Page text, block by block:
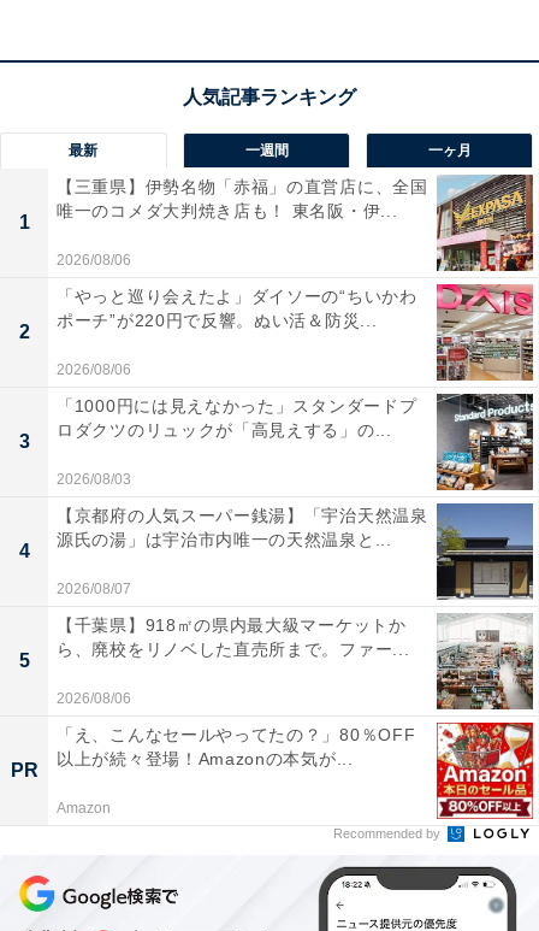
める人は、購入を検討してみてもよいかもしれません。
Amazon「ハイセンス」 売れ筋ランキング
1位：ハイセンス「50E60N」
【Amazon.co.jp限定】ハイセンス【3年保証】50V型
50E60N 4K スマート Wチューナー内蔵 ネット動画 液晶
テレビ HDMI2.1 低遅延ゲームモード Alexa AirPlay2
最新 一週間 一ヶ月
1
【三重県】伊勢名物「赤福」の直営店に、全国
唯一のコメダ大判焼き店も！ 東名阪・伊...
2026/08/06
2
「やっと巡り会えたよ」ダイソーの“ちいかわ
ポーチ”が220円で反響。ぬい活＆防災...
2026/08/06
3
「1000円には見えなかった」スタンダードプ
ロダクツのリュックが「高見えする」の...
2026/08/03
4
【京都府の人気スーパー銭湯】「宇治天然温泉
源氏の湯」は宇治市内唯一の天然温泉と...
2026/08/07
5
【千葉県】918㎡の県内最大級マーケットか
ら、廃校をリノベした直売所まで。ファー...
2026/08/06
PR
「え、こんなセールやってたの？」80％OFF
以上が続々登場！Amazonの本気が...
Amazon
Recommended by